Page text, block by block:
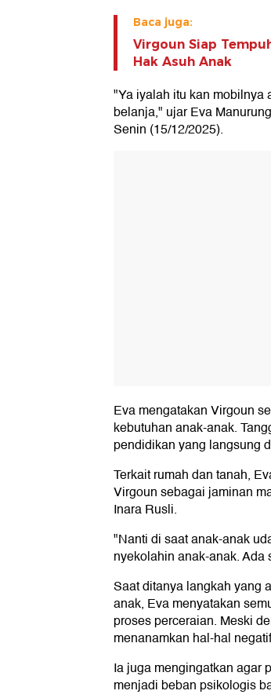
Baca juga:
Virgoun Siap
Hak Asuh Anak
"Ya iyalah itu kan mobilnya
belanja," ujar Eva
Senin (15/12/2025).
Eva mengatakan Virgoun
kebutuhan anak-anak.
pendidikan yang langsung
Terkait rumah dan tanah,
Virgoun sebagai jaminan
Inara Rusli.
"Nanti di saat anak-anak
nyekolahin anak-anak.
Saat ditanya langkah yang
anak, Eva menyatakan
proses perceraian. Meski
menanamkan hal-hal
Ia juga mengingatkan agar
menjadi beban psikologis